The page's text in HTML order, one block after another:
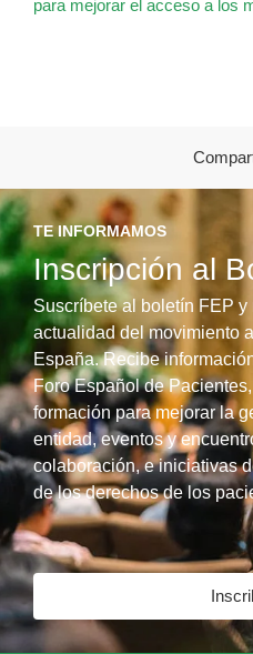
para mejorar el acceso a los
TE INFORMAMOS
Inscripción al
Suscríbete al boletín FEP
actualidad del movimiento
España. Recibe
Foro Español de
formación para mejorar la
entidad, eventos y
colaboración, e iniciativas
de los derechos de los